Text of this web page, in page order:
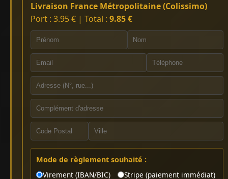
Livraison France Métropolitaine (Colissimo)
Port : 3.95 € | Total : 9.85 €
Mode de règlement souhaité :
Virement (IBAN/BIC)
Stripe (paiement immédiat)